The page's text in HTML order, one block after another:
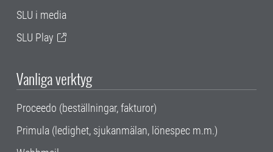
SLU i media
SLU Play
Vanliga verktyg
Proceedo (beställningar, fakturor)
Primula (ledighet, sjukanmälan, lönespec m.m.)